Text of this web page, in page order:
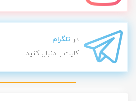
در تلگرام
کایت را دنبال کنید!